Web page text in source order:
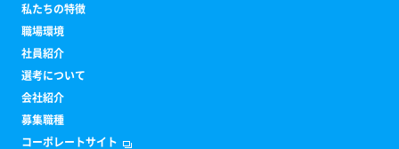
私たちの特徴
職場環境
社員紹介
選考について
会社紹介
募集職種
コーポレートサイト